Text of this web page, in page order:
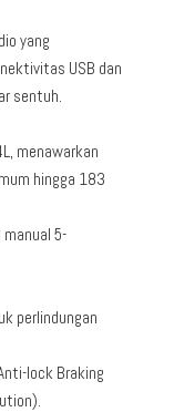
yang
USB dan
sentuh.
menawarkan
hingga 183
5-
perlindungan
lock Braking